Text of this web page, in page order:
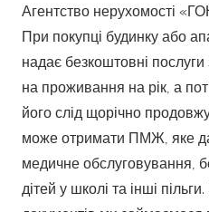
Агентство нерухомості
При покупці будинку або
надає безкоштовні
на проживання на рік, а
його слід щорічно
може отримати ПМЖ, яке
медичне обслуговування,
дітей у школі та інші